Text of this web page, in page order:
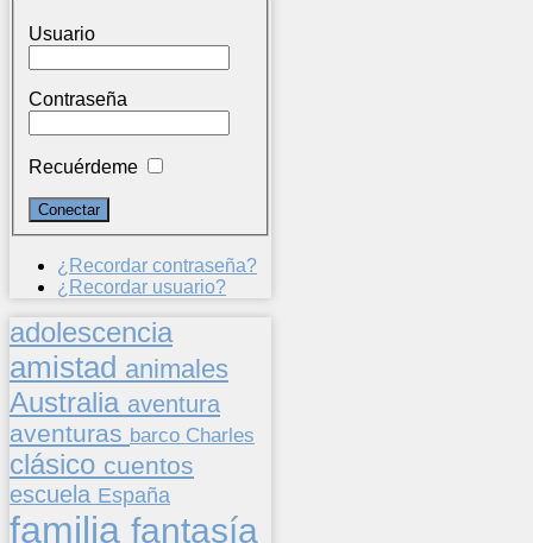
Usuario
Contraseña
Recuérdeme
¿Recordar contraseña?
¿Recordar usuario?
adolescencia
amistad animales
Australia aventura
aventuras barco Charles
clásico cuentos
escuela España
familia fantasía